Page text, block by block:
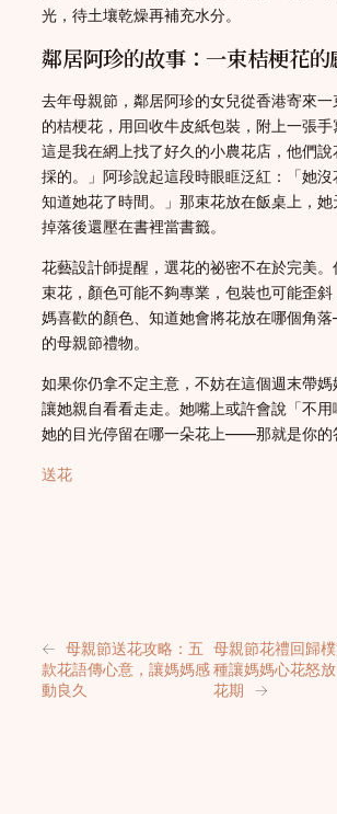
光，待土壤乾燥再補充水分。
鄰居阿珍的故事：一束桔梗花的
去年母親節，鄰居阿珍的女兒從香港寄來
的桔梗花，用回收牛皮紙包裝，附上一張手
這是我在網上找了好久的小農花店，他們說
採的。」阿珍說起這段時眼眶泛紅：「她
知道她花了時間。」那束花放在飯桌上，
掉落後還壓在書裡當書籤。
花藝設計師提醒，選花的祕密不在於完美
束花，顏色可能不夠專業，包裝也可能歪
媽喜歡的顏色、知道她會將花放在哪個角
的母親節禮物。
如果你仍拿不定主意，不妨在這個週末帶媽
讓她親自看看走走。她嘴上或許會說「不
她的目光停留在哪一朵花上——那就是你的
送花
← 母親節送花攻略：五
款花語傳心意，讓媽媽感
動良久
母親節花禮回歸
種讓媽媽心花怒
花期
→